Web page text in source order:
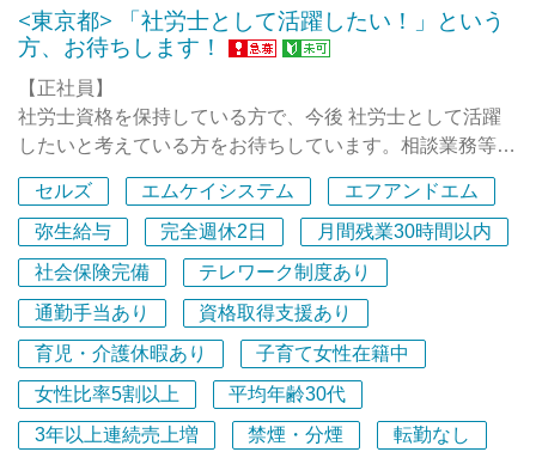
続的な事務所経営の実現を目指します。
務所スタッフが分かち合うべき価値観）
・「人間力を磨く」・・・高度な専門知識を身につけると
ともに、人間性（誠実さ、謙虚さ、優しさ、規範意識な
ど）やコミュニケーション能力を高めよう！
・「仕事に誇りをもつ」・・・私たちは社会から必要とさ
れている。その責任と誇りを自覚して仕事に向き合おう！
・「率先して行動する」・・・あらゆることに当事者意識
を持って、積極的に行動しよう！
・「全力を尽くす」・・・クライアントの期待を超えられ
るよう本気で仕事に取り組もう！ただ、仕事を家に持ち帰
らず、休日はしっかりとプライベートを楽しもう！
・「挑戦する」・・・現状に満足してはならない！失敗を
恐れず、向上心をもって、新しいことにチャレンジしよ
<東京都> 「社労士として活躍したい！」という
方、お待ちします！
【正社員】
社労士資格を保持している方で、今後 社労士として活躍
したいと考えている方をお待ちしています。相談業務等の
経験は少なくても、手続業務や給与計算業務経験があれば
大丈夫です。
【契約社員】
社労士資格は持っていないけど、手続業務や給与計算業務
経験を積みながら今後 社労士資格の取得を考えている方
や、社労士の業界に飛び込んでみたい！という方を歓迎し
ます。
セルズ エムケイシステム
エフアンドエム
弥生給与
完全週休2日
月間残業30時間以内
社会保険完備
テレワーク制度あり
通勤手当あり
資格取得支援あり
育児・介護休暇あり
子育て女性在籍中
女性比率5割以上
平均年齢30代
3年以上連続売上増
禁煙・分煙
転勤なし